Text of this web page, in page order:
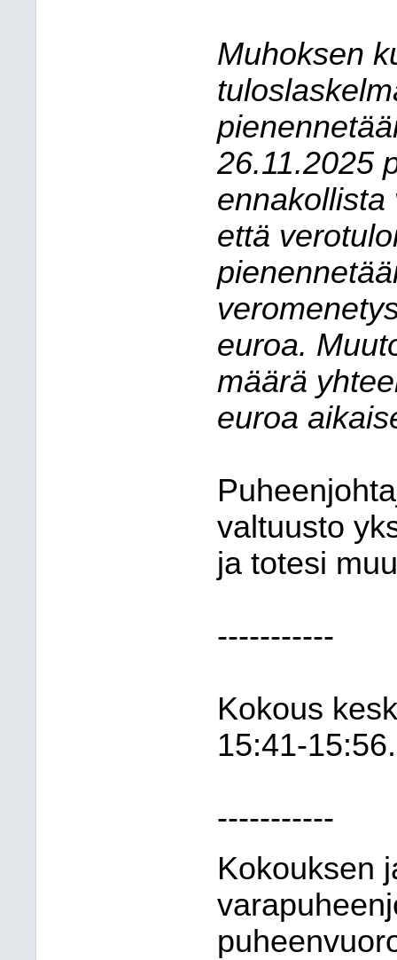
Muhoksen
26.11.2025
ennakollista
että
euroa.
määrä
euroa
valtuusto
ja totesi
-----------
Kokous
15:41-15:56.
-----------
Kokouksen